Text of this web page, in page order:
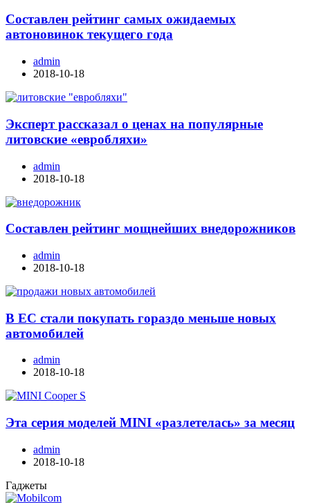
Составлен рейтинг самых ожидаемых
автоновинок текущего года
admin
2018-10-18
Эксперт рассказал о ценах на популярные
литовские «евробляхи»
admin
2018-10-18
Составлен рейтинг мощнейших внедорожников
admin
2018-10-18
В ЕС стали покупать гораздо меньше новых
автомобилей
admin
2018-10-18
Эта серия моделей MINI «разлетелась» за месяц
admin
2018-10-18
Гаджеты